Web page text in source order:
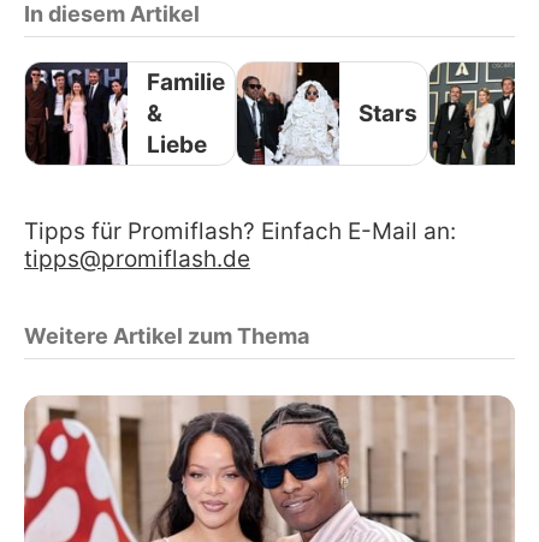
In diesem Artikel
Familie
&
Liebe
Stars
Tipps für Promiflash? Einfach E-Mail an:
tipps@promiflash.de
Weitere Artikel zum Thema